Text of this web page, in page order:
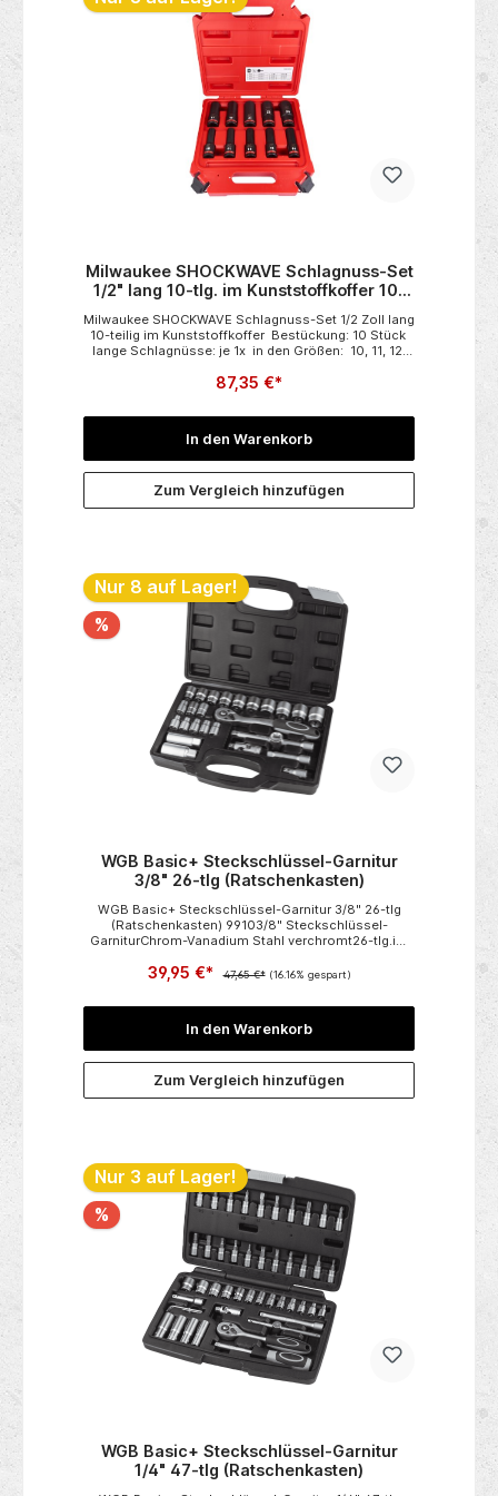
Milwaukee SHOCKWAVE Schlagnuss-Set
1/2" lang 10-tlg. im Kunststoffkoffer 10-
Milwaukee SHOCKWAVE Schlagnuss-Set 1/2 Zoll lang
10-teilig im Kunststoffkoffer Bestückung: 10 Stück
lange Schlagnüsse: je 1x in den Größen: 10, 11, 12,
87,35 €*
In den Warenkorb
Zum Vergleich hinzufügen
Nur 8 auf Lager!
%
WGB Basic+ Steckschlüssel-Garnitur
3/8" 26-tlg (Ratschenkasten)
WGB Basic+ Steckschlüssel-Garnitur 3/8" 26-tlg
(Ratschenkasten) 99103/8" Steckschlüssel-
GarniturChrom-Vanadium Stahl verchromt26-tlg.im
6 | 7 | 8 | 9 | 10 | 11 | 12 | 13 | 14 | 15 | 16 | 17 | 18 | 19 | 20 |
mm3/8" Kardan-Gelenk3/8" Verlängerung 40 | 75 |
Hebelumschaltknarre, 72 Zähne 190 mm
39,95 €* 47,65 €* (16.16% gespart)
In den Warenkorb
Zum Vergleich hinzufügen
Nur 3 auf Lager!
%
WGB Basic+ Steckschlüssel-Garnitur
1/4" 47-tlg (Ratschenkasten)